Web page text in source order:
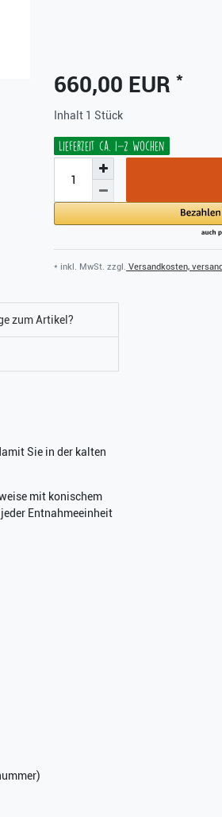
660,00 EUR *
Inhalt 1 Stück
Lieferzeit ca. 1-2 Wochen
* inkl. MwSt. zzgl. Versandkosten,
zum Artikel?
Sie in der kalten
mit konischem
Entnahmeeinheit